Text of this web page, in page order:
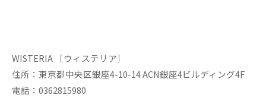
WISTERIA ［ウィステリア］
住所：東京都中央区銀座4-10-14 ACN銀座4ビルディング4F
電話：0362815980